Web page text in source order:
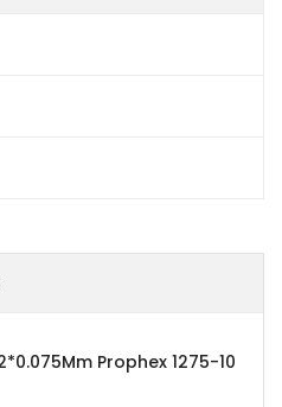
Prophex 1275-10